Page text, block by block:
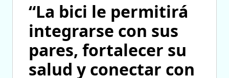
“La bici le permitirá
integrarse con sus
pares, fortalecer su
salud y conectar con